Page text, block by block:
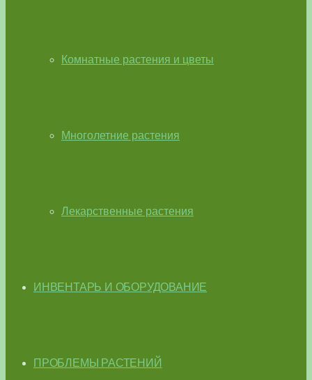
Комнатные растения и цветы
Многолетние растения
Лекарственные растения
ИНВЕНТАРЬ И ОБОРУДОВАНИЕ
ПРОБЛЕМЫ РАСТЕНИЙ